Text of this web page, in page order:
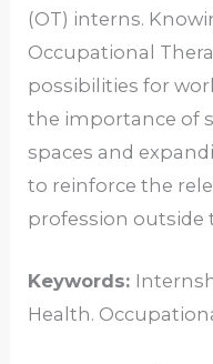
(OT) interns.
Occupational
possibilities for
the importance of
spaces and
to reinforce the
profession outside
Keywords:
Health.